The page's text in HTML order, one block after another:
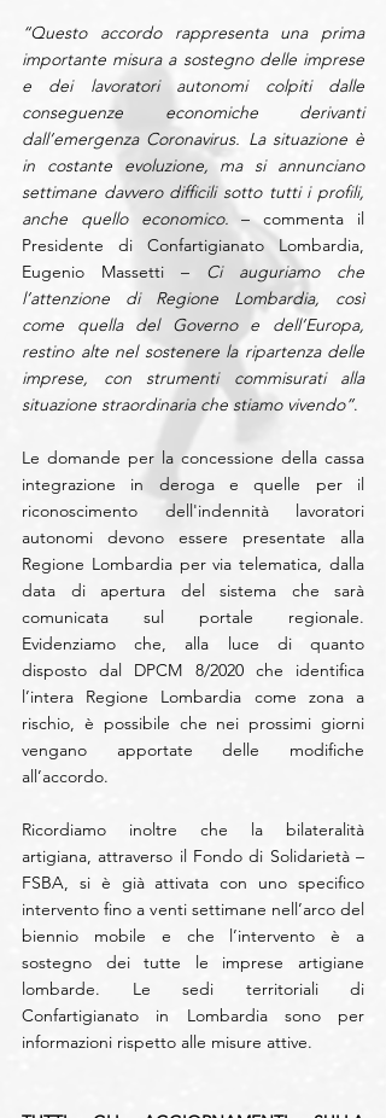
“Questo accordo rappresenta una prima
importante misura a sostegno delle imprese
e dei lavoratori autonomi colpiti dalle
conseguenze economiche derivanti
dall’emergenza Coronavirus. La situazione è
in costante evoluzione, ma si annunciano
settimane davvero difficili sotto tutti i profili,
anche quello economico. – commenta il
Presidente di Confartigianato Lombardia,
Eugenio Massetti – Ci auguriamo che
l’attenzione di Regione Lombardia, così
come quella del Governo e dell’Europa,
restino alte nel sostenere la ripartenza delle
imprese, con strumenti commisurati alla
situazione straordinaria che stiamo vivendo”.
Le domande per la concessione della cassa
integrazione in deroga e quelle per il
riconoscimento dell'indennità lavoratori
autonomi devono essere presentate alla
Regione Lombardia per via telematica, dalla
data di apertura del sistema che sarà
comunicata sul portale regionale.
Evidenziamo che, alla luce di quanto
disposto dal DPCM 8/2020 che identifica
l’intera Regione Lombardia come zona a
rischio, è possibile che nei prossimi giorni
vengano apportate delle modifiche
all’accordo.
Ricordiamo inoltre che la bilateralità
artigiana, attraverso il Fondo di Solidarietà –
FSBA, si è già attivata con uno specifico
intervento fino a venti settimane nell’arco del
biennio mobile e che l’intervento è a
sostegno dei tutte le imprese artigiane
lombarde. Le sedi territoriali di
Confartigianato in Lombardia sono per
informazioni rispetto alle misure attive.